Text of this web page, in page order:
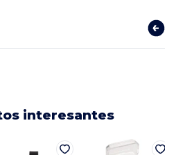
interesantes